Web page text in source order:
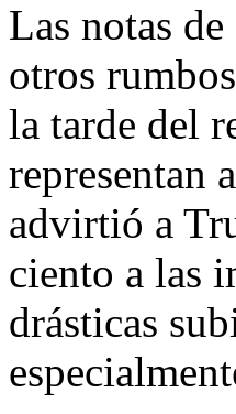
Las notas
otros
la tarde del
representan
advirtió a
ciento a las
drásticas